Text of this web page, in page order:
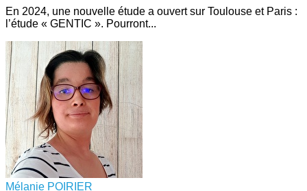
En 2024, une nouvelle étude a ouvert sur Toulouse et Paris :
l’étude « GENTIC ». Pourront...
Mélanie POIRIER